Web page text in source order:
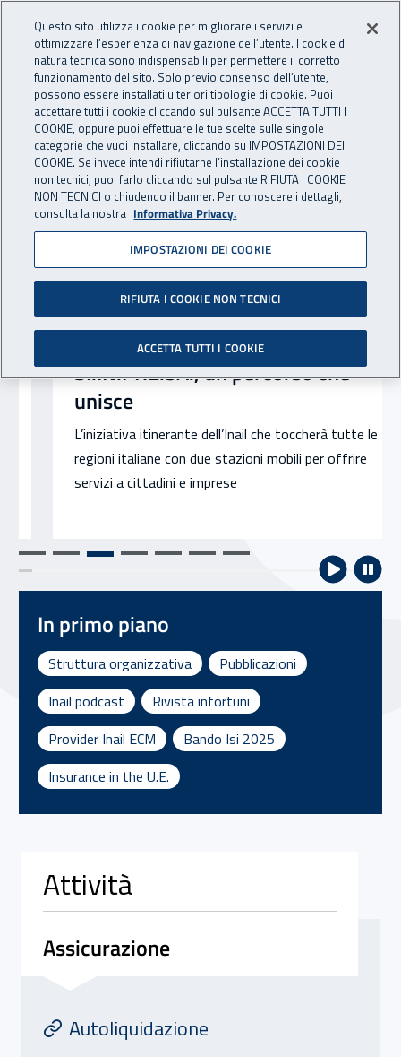
INAIL - Istituto Nazionale
Apri cerca
Navigazione principale
Notizie in evidenza
SI.IN.PRE.SA., un percorso che
unisce
L’iniziativa itinerante dell’Inail che toccherà tutte le
regioni italiane con due stazioni mobili per offrire
servizi a cittadini e imprese
In primo piano
Struttura organizzativa
Pubblicazioni
Inail podcast
Rivista infortuni
Provider Inail ECM
Bando Isi 2025
Insurance in the U.E.
Attività
Assicurazione
Autoliquidazione
Questo sito utilizza i cookie per migliorare i servizi e
ottimizzare l’esperienza di navigazione dell’utente. I cookie di
natura tecnica sono indispensabili per permettere il corretto
funzionamento del sito. Solo previo consenso dell’utente,
possono essere installati ulteriori tipologie di cookie. Puoi
accettare tutti i cookie cliccando sul pulsante ACCETTA TUTTI I
COOKIE, oppure puoi effettuare le tue scelte sulle singole
categorie che vuoi installare, cliccando su IMPOSTAZIONI DEI
COOKIE. Se invece intendi rifiutarne l’installazione dei cookie
non tecnici, puoi farlo cliccando sul pulsante RIFIUTA I COOKIE
NON TECNICI o chiudendo il banner. Per conoscere i dettagli,
consulta la nostra Informativa Privacy.
IMPOSTAZIONI DEI COOKIE
RIFIUTA I COOKIE NON TECNICI
ACCETTA TUTTI I COOKIE